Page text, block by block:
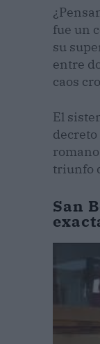
fue un
su
entre
caos
El
triunfo
San